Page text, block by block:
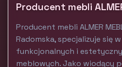
Producent mebli
Producent mebli ALMER
Radomska, specjalizuje się
funkcjonalnych i
meblowych. Jako wiodący